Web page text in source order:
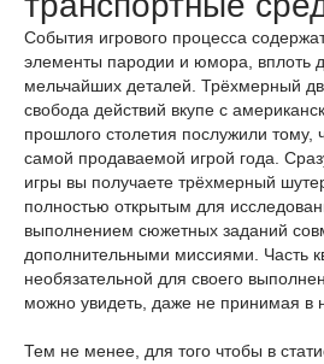
События игрового процесса
элементы пародии и юмора, вплоть
мельчайших деталей. Трёхмерный
свобода действий вкупе с
прошлого столетия послужили тому,
самой продаваемой игрой года.
игры вы получаете трёхмерный
полностью открытым для
выполнением сюжетных заданий
дополнительными миссиями. Часть
необязательной для своего
можно увидеть, даже не принимая в
Тем не менее, для того чтобы в